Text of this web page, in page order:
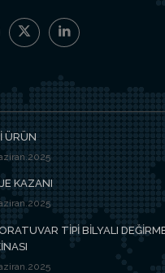
ÜRÜN
KAZANI
TİPİ BİLYALI